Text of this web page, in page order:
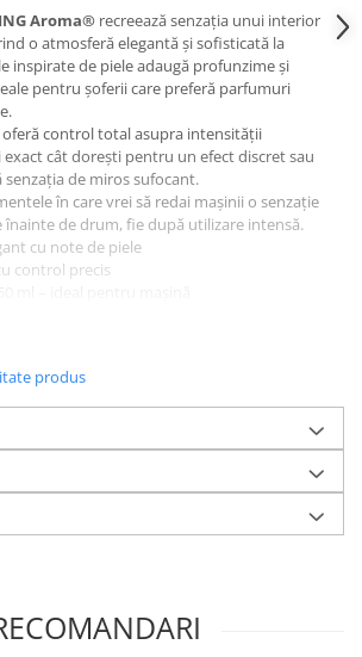
Profesionale
de arome
Lumânări
(Hobby
Display
Vrac)
Aroma® recreează senzația unui interior
o atmosferă elegantă și sofisticată la
inspirate de piele adaugă profunzime și
pentru șoferii care preferă parfumuri
control total asupra intensității
cât dorești pentru un efect discret sau
de miros sufocant.
în care vrei să redai mașinii o senzație
înainte de drum, fie după utilizare intensă.
cu note de piele
control precis
mici
te reprezintă și transformă interiorul
premium cu parfumul auto KING
de arome pentru experiențe variate.
produs